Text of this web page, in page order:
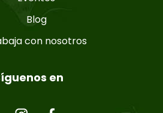
Blog
con nosotros
en